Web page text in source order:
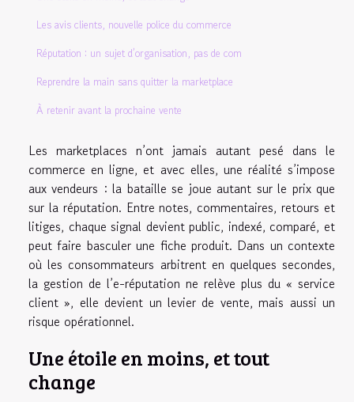
Les avis clients, nouvelle police du commerce
Réputation : un sujet d’organisation, pas de com
Reprendre la main sans quitter la marketplace
À retenir avant la prochaine vente
Les marketplaces n’ont jamais autant pesé dans le
commerce en ligne, et avec elles, une réalité s’impose
aux vendeurs : la bataille se joue autant sur le prix que
sur la réputation. Entre notes, commentaires, retours et
litiges, chaque signal devient public, indexé, comparé, et
peut faire basculer une fiche produit. Dans un contexte
où les consommateurs arbitrent en quelques secondes,
la gestion de l’e-réputation ne relève plus du « service
client », elle devient un levier de vente, mais aussi un
risque opérationnel.
Une étoile en moins, et tout
change